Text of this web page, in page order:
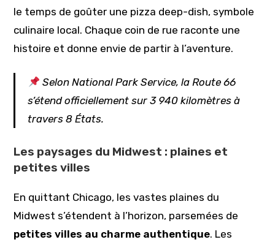
le temps de goûter une pizza deep-dish, symbole
culinaire local. Chaque coin de rue raconte une
histoire et donne envie de partir à l’aventure.
Selon National Park Service, la Route 66
s’étend officiellement sur 3 940 kilomètres à
travers 8 États.
Les paysages du Midwest : plaines et
petites villes
En quittant Chicago, les vastes plaines du
Midwest s’étendent à l’horizon, parsemées de
petites villes au charme authentique. Les